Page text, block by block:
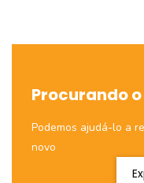
Procurando
Podemos ajudá-lo a
novo